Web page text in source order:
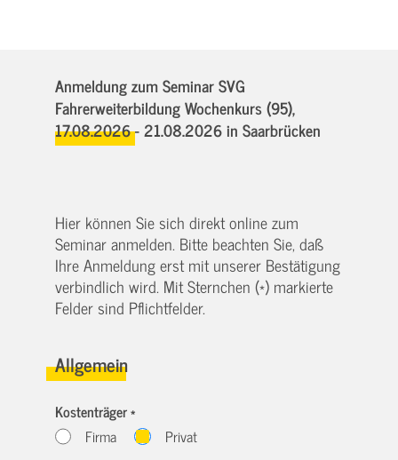
Anmeldung zum Seminar SVG
Fahrerweiterbildung Wochenkurs (95),
17.08.2026 - 21.08.2026in Saarbrücken
Hier können Sie sich direkt online zum
Seminar anmelden. Bitte beachten Sie, daß
Ihre Anmeldung erst mit unserer Bestätigung
verbindlich wird. Mit Sternchen (*) markierte
Felder sind Pflichtfelder.
Allgemein
Kostenträger *
Firma
Privat